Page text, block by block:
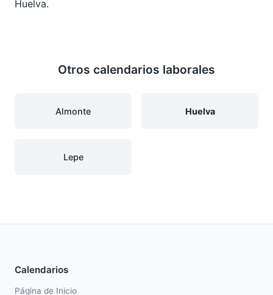
Huelva.
Otros calendarios laborales
Almonte Huelva
Lepe
Calendarios
Página de Inicio